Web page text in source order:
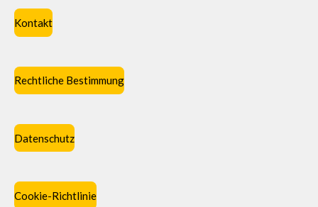
Kontakt
Rechtliche Bestimmung
Datenschutz
Cookie-Richtlinie